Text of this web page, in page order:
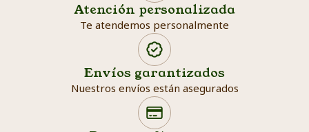
Atención personalizada
Te atendemos personalmente
Envíos garantizados
Nuestros envíos están asegurados
Search products